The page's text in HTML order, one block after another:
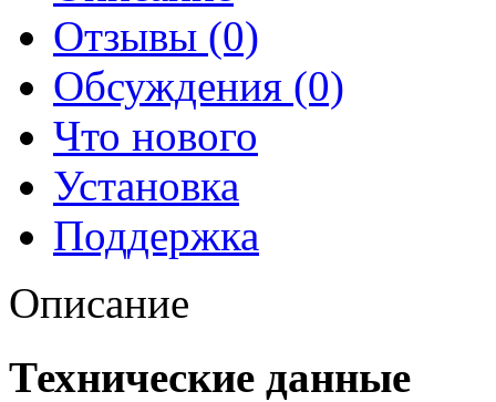
Отзывы (0)
Обсуждения (0)
Что нового
Установка
Поддержка
Описание
Технические данные